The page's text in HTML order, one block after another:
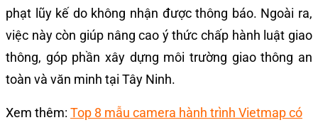
phạt lũy kế do không nhận được thông báo. Ngoài ra,
việc này còn giúp nâng cao ý thức chấp hành luật giao
thông, góp phần xây dựng môi trường giao thông an
toàn và văn minh tại Tây Ninh.
Xem thêm: Top 8 mẫu camera hành trình Vietmap có